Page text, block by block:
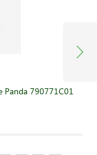
Panda 790771C01